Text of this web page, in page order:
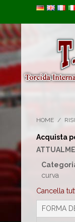
HOME /
Acquista
curva
Cancella
FORMA